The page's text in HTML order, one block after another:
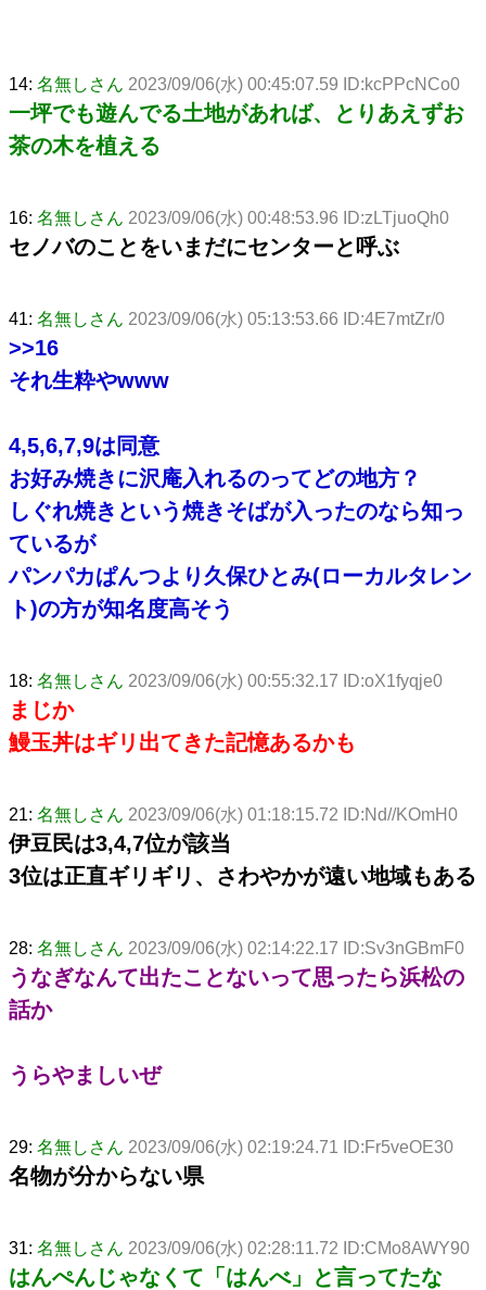
14: 名無しさん 2023/09/06(水) 00:45:07.59 ID:kcPPcNCo0
一坪でも遊んでる土地があれば、とりあえずお
茶の木を植える
16: 名無しさん 2023/09/06(水) 00:48:53.96 ID:zLTjuoQh0
セノバのことをいまだにセンターと呼ぶ
41: 名無しさん 2023/09/06(水) 05:13:53.66 ID:4E7mtZr/0
>>16
それ生粋やwww
4,5,6,7,9は同意
お好み焼きに沢庵入れるのってどの地方？
しぐれ焼きという焼きそばが入ったのなら知っ
ているが
パンパカぱんつより久保ひとみ(ローカルタレン
ト)の方が知名度高そう
18: 名無しさん 2023/09/06(水) 00:55:32.17 ID:oX1fyqje0
まじか
鰻玉丼はギリ出てきた記憶あるかも
21: 名無しさん 2023/09/06(水) 01:18:15.72 ID:Nd//KOmH0
伊豆民は3,4,7位が該当
3位は正直ギリギリ、さわやかが遠い地域もある
28: 名無しさん 2023/09/06(水) 02:14:22.17 ID:Sv3nGBmF0
うなぎなんて出たことないって思ったら浜松の
話か
うらやましいぜ
29: 名無しさん 2023/09/06(水) 02:19:24.71 ID:Fr5veOE30
名物が分からない県
31: 名無しさん 2023/09/06(水) 02:28:11.72 ID:CMo8AWY90
はんぺんじゃなくて「はんべ」と言ってたな